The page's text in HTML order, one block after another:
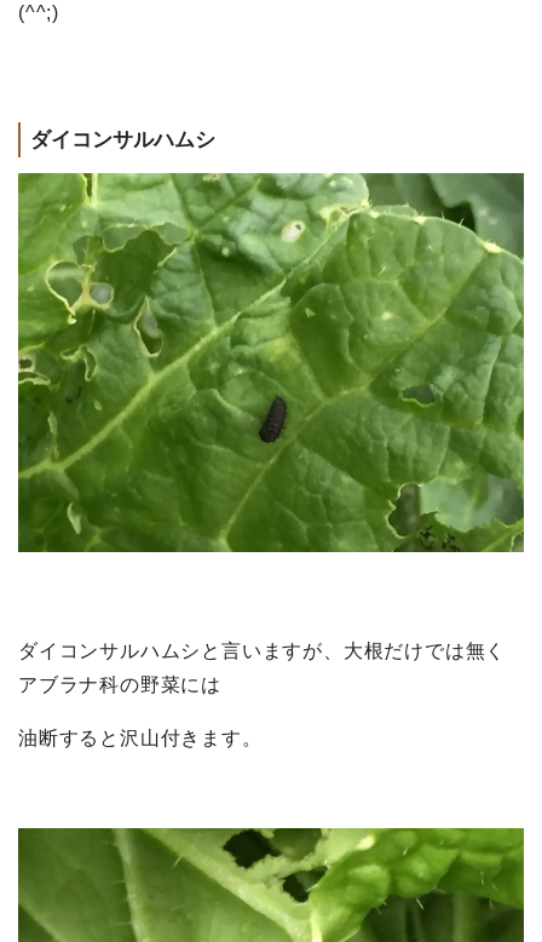
(^^;)
ダイコンサルハムシ
ダイコンサルハムシと言いますが、大根だけでは無く
アブラナ科の野菜には
油断すると沢山付きます。